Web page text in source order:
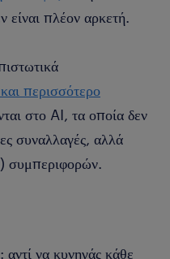
είναι πλέον αρκετή.
περισσότερο
στο AI, τα οποία δεν
συναλλαγές, αλλά
συμπεριφορών.
αντί να κυνηγάς κάθε